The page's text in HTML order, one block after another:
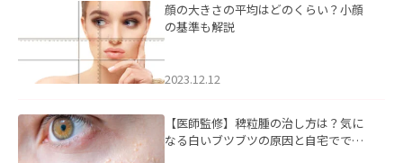
顔の大きさの平均はどのくらい？小顔
の基準も解説
2023.12.12
【医師監修】稗粒腫の治し方は？気に
なる白いブツブツの原因と自宅ででき